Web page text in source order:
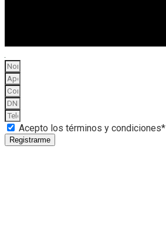
Acepto los términos y condiciones*
Registrarme